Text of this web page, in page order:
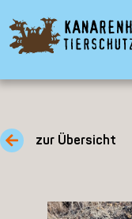
zur Übersicht